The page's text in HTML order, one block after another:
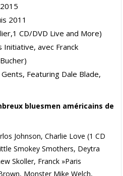
2011
CD/DVD Live and More)
Initiative, avec Franck
Featuring Dale Blade,
bluesmen américains de
Johnson, Charlie Love (1 CD
Smokey Smothers, Deytra
Skoller, Franck »Paris
Monster Mike Welch,